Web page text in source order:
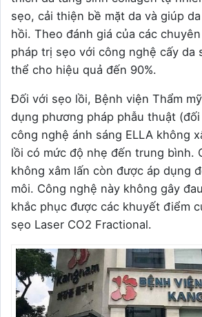
sẹo, cải thiện bề mặt da và giúp
hồi. Theo đánh giá của các
pháp trị sẹo với công nghệ cấy da
thể cho hiệu quả đến 90%.
Đối với sẹo lồi, Bệnh viện Thẩm
dụng phương pháp phẫu thuật
công nghệ ánh sáng ELLA không
lồi có mức độ nhẹ đến trung bình.
không xâm lấn còn được áp dụng
môi. Công nghệ này không gây
khắc phục được các khuyết điểm
sẹo Laser CO2 Fractional.